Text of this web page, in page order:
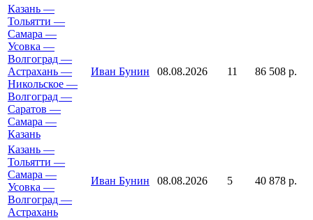
Казань —
Тольятти —
Самара —
Усовка —
Волгоград —
Астрахань —
Никольское —
Волгоград —
Саратов —
Самара —
Казань
Иван Бунин 08.08.2026 11 86 508 р.
Казань —
Тольятти —
Самара —
Усовка —
Волгоград —
Астрахань
Иван Бунин 08.08.2026 5 40 878 р.